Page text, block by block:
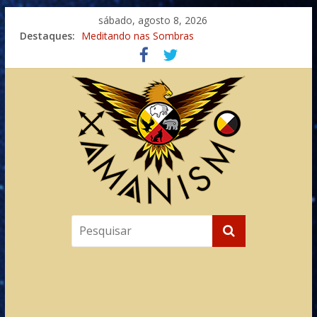
sábado, agosto 8, 2026
Destaques: Meditando nas Sombras
Autosuficiência: A Jornada do Espírito Ancestral
Xamanismo Universal
Totens – Caminho Espiritual – Crescimento
Imaginação na Cura